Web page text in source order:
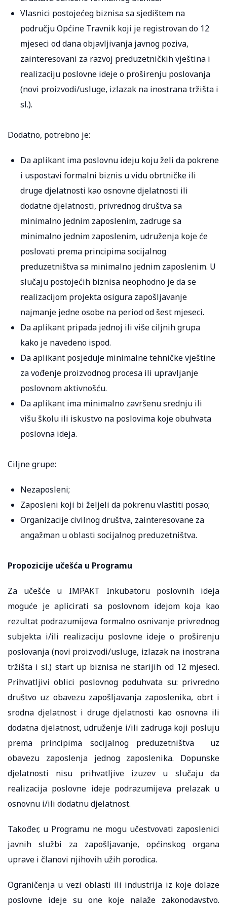
Vlasnici postojećeg biznisa sa sjedištem na
području Općine Travnik koji je registrovan do 12
mjeseci od dana objavljivanja javnog poziva,
zainteresovani za razvoj preduzetničkih vještina i
realizaciju poslovne ideje o proširenju poslovanja
(novi proizvodi/usluge, izlazak na inostrana tržišta i
sl.).
Dodatno, potrebno je:
Da aplikant ima poslovnu ideju koju želi da pokrene
i uspostavi formalni biznis u vidu obrtničke ili
druge djelatnosti kao osnovne djelatnosti ili
dodatne djelatnosti, privrednog društva sa
minimalno jednim zaposlenim, zadruge sa
minimalno jednim zaposlenim, udruženja koje će
poslovati prema principima socijalnog
preduzetništva sa minimalno jednim zaposlenim. U
slučaju postojećih biznisa neophodno je da se
realizacijom projekta osigura zapošljavanje
najmanje jedne osobe na period od šest mjeseci.
Da aplikant pripada jednoj ili više ciljnih grupa
kako je navedeno ispod.
Da aplikant posjeduje minimalne tehničke vještine
za vođenje proizvodnog procesa ili upravljanje
poslovnom aktivnošću.
Da aplikant ima minimalno završenu srednju ili
višu školu ili iskustvo na poslovima koje obuhvata
poslovna ideja.
Ciljne grupe:
Nezaposleni;
Zaposleni koji bi željeli da pokrenu vlastiti posao;
Organizacije civilnog društva, zainteresovane za
angažman u oblasti socijalnog preduzetništva.
Propozicije učešća u Programu
Za učešće u IMPAKT Inkubatoru poslovnih ideja
moguće je aplicirati sa poslovnom idejom koja kao
rezultat podrazumijeva formalno osnivanje privrednog
subjekta i/ili realizaciju poslovne ideje o proširenju
poslovanja (novi proizvodi/usluge, izlazak na inostrana
tržišta i sl.) start up biznisa ne starijih od 12 mjeseci.
Prihvatljivi oblici poslovnog poduhvata su: privredno
društvo uz obavezu zapošljavanja zaposlenika, obrt i
srodna djelatnost i druge djelatnosti kao osnovna ili
dodatna djelatnost, udruženje i/ili zadruga koji posluju
prema principima socijalnog preduzetništva uz
obavezu zaposlenja jednog zaposlenika. Dopunske
djelatnosti nisu prihvatljive izuzev u slučaju da
realizacija poslovne ideje podrazumijeva prelazak u
osnovnu i/ili dodatnu djelatnost.
Također, u Programu ne mogu učestvovati zaposlenici
javnih službi za zapošljavanje, općinskog organa
uprave i članovi njihovih užih porodica.
Ograničenja u vezi oblasti ili industrija iz koje dolaze
poslovne ideje su one koje nalaže zakonodavstvo.